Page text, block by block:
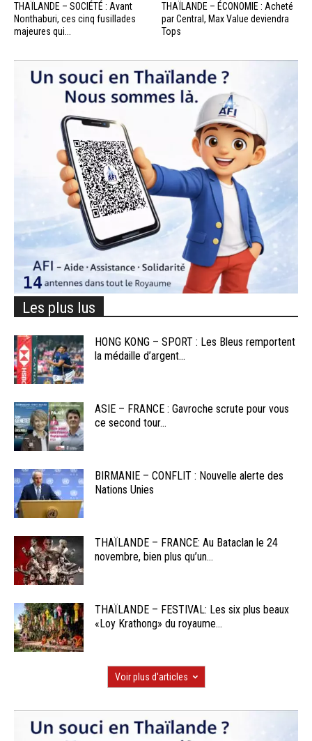
THAÏLANDE – SOCIÉTÉ : Avant
Nonthaburi, ces cinq fusillades
majeures qui...
THAÏLANDE – ÉCONOMIE : Acheté
par Central, Max Value deviendra
Tops
Les plus lus
HONG KONG – SPORT : Les Bleus remportent
la médaille d’argent...
ASIE – FRANCE : Gavroche scrute pour vous
ce second tour...
BIRMANIE – CONFLIT : Nouvelle alerte des
Nations Unies
THAÏLANDE – FRANCE: Au Bataclan le 24
novembre, bien plus qu’un...
THAÏLANDE – FESTIVAL: Les six plus beaux
«Loy Krathong» du royaume...
Voir plus d'articles